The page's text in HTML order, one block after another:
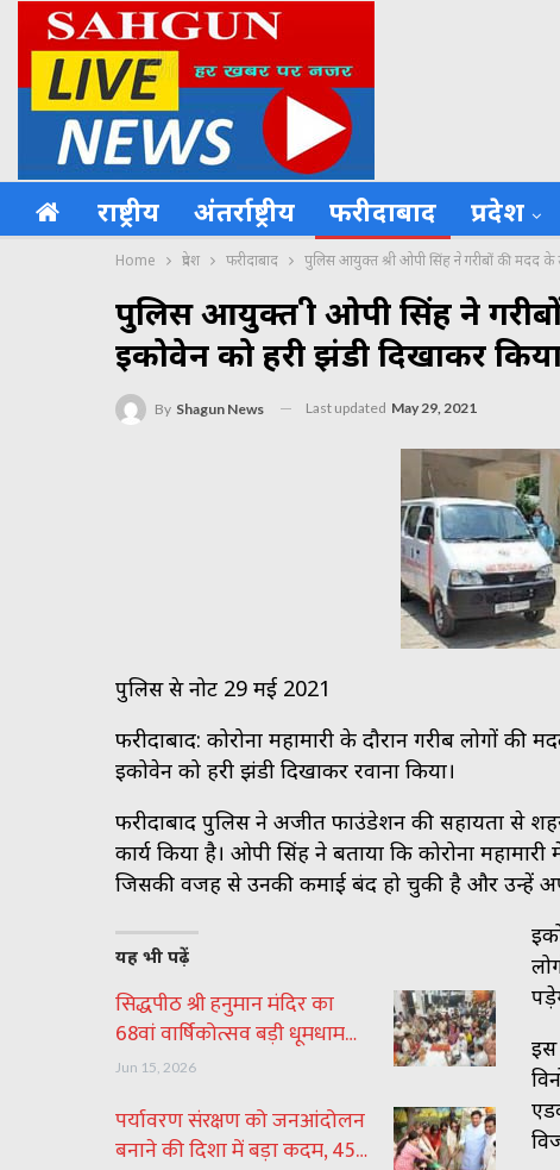
राष्ट्रीय अंतर्राष्ट्रीय फरीदाबाद प्रदेश
Home प्रदेश फरीदाबाद पुलिस आयुक्त श्री ओपी सिंह ने गरीबों की मदद के
पुलिस आयुक्त श्री ओपी सिंह ने
इकोवेन को हरी झंडी दिखाकर
By Shagun News Last updated May 29, 2021
पुलिस प्रेस नोट 29 मई 2021
फरीदाबाद: कोरोना महामारी के दौरान गरीब लोगों
इकोवेन को हरी झंडी दिखाकर रवाना किया।
फरीदाबाद पुलिस ने अजीत फाउंडेशन की सहायता से
कार्य किया है। ओपी सिंह ने बताया कि कोरोना
जिसकी वजह से उनकी कमाई बंद हो चुकी है और उन्हें
यह भी पढ़ें
सिद्धपीठ श्री हनुमान मंदिर का
68वां वार्षिकोत्सव बड़ी धूमधाम…
Jun 15, 2026
पर्यावरण संरक्षण को जनआंदोलन
बनाने की दिशा में बड़ा कदम, 45…
इस